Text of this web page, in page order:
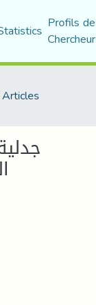
Profils